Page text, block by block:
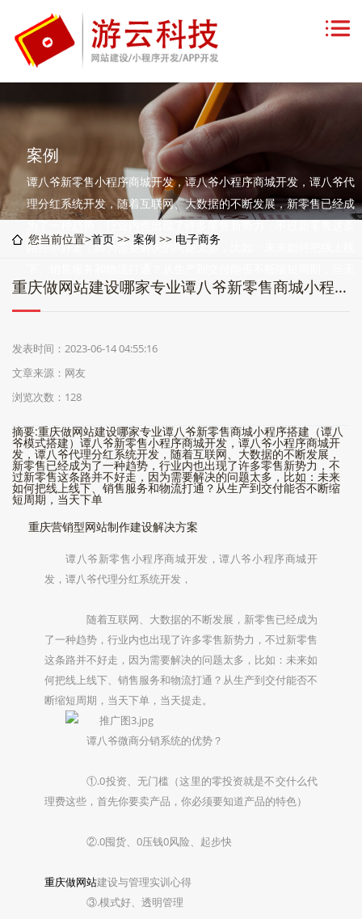
案例
谭八爷新零售小程序商城开发，谭八爷小程序商城开发，谭八爷代
理分红系统开发，随着互联网、大数据的不断发展，新零售已经成
路并不好走，因为需要解决的问题太多，比如：未来如何把线上线
下单
您当前位置>首页 >> 案例 >> 电子商务
重庆做网站建设哪家专业谭八爷新零售商城小程序搭建（谭八爷模式搭建）
发表时间：2023-06-14 04:55:16
文章来源：网友
浏览次数：128
摘要:重庆做网站建设哪家专业谭八爷新零售商城小程序搭建（谭八
爷模式搭建）谭八爷新零售小程序商城开发，谭八爷小程序商城开
发，谭八爷代理分红系统开发，随着互联网、大数据的不断发展，
新零售已经成为了一种趋势，行业内也出现了许多零售新势力，不
过新零售这条路并不好走，因为需要解决的问题太多，比如：未来
如何把线上线下、销售服务和物流打通？从生产到交付能否不断缩
短周期，当天下单
重庆营销型网站制作建设解决方案
谭八爷新零售小程序商城开发，谭八爷小程序商城开
发，谭八爷代理分红系统开发，
随着互联网、大数据的不断发展，新零售已经成为
了一种趋势，行业内也出现了许多零售新势力，不过新零售
这条路并不好走，因为需要解决的问题太多，比如：未来如
何把线上线下、销售服务和物流打通？从生产到交付能否不
断缩短周期，当天下单，当天提走。
谭八爷微商分销系统的优势？
①.0投资、无门槛（这里的零投资就是不交什么代
理费这些，首先你要卖产品，你必须要知道产品的特色）
②.0囤货、0压钱0风险、起步快
重庆做网站建设与管理实训心得
③.模式好、透明管理